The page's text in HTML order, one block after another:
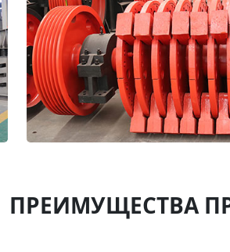
ПРЕИМУЩЕСТВА